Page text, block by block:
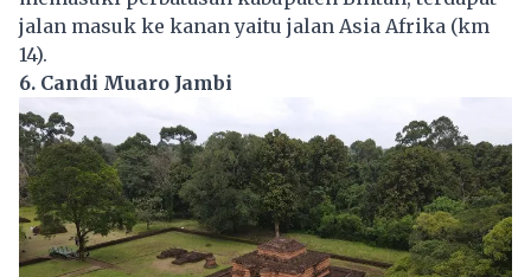
jalan masuk ke kanan yaitu jalan Asia Afrika (km
14).
6. Candi Muaro Jambi